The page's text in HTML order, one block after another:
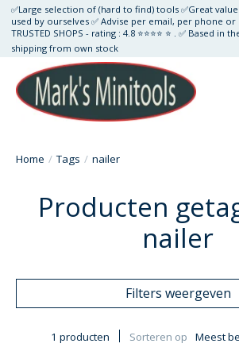
✅Large selection of (hard to find) tools ✅Great
used by ourselves ✅ Advise per email, per phone or
TRUSTED SHOPS - rating : 4.8 ⭐⭐⭐⭐ ⭐ . ✅ Based in
shipping from own stock
Home / Tags / nailer
Producten
nailer
Filters weergeven
1 producten Sorteren op Meest